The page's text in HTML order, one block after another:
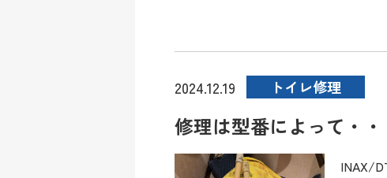
2024.12.19 トイレ修理
修理は型番によって・・
INAX/